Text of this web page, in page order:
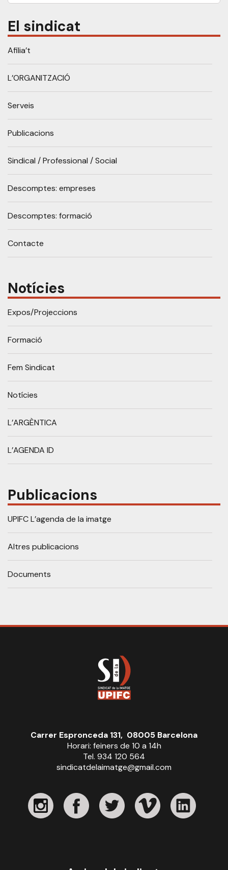
El sindicat
Afilia’t
L’ORGANITZACIÓ
Serveis
Publicacions
Sindical / Professional / Social
Descomptes: empreses
Descomptes: formació
Contacte
Notícies
Expos/Projeccions
Formació
Fem Sindicat
Notícies
L’ARGÈNTICA
L’AGENDA ID
Publicacions
UPIFC L’agenda de la imatge
Altres publicacions
Documents
Carrer Espronceda 131, 08005 Barcelona
Horari: feiners de 10 a 14h
Tel. 934 120 564
sindicatdelaimatge@gmail.com